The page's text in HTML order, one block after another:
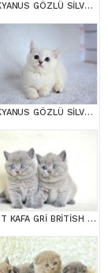
OKYANUS GÖZLÜ SİLVER POİNT BRİTİSH SHORTHAİR YAVRUMUZ erkek
OKYANUS GÖZLÜ SİLVER POİNT BRİTİSH SHORTHAİR YAVRUMUZ
KÜT KAFA GRİ BRİTİSH SHORTHAİR YAVRULARIMIZ